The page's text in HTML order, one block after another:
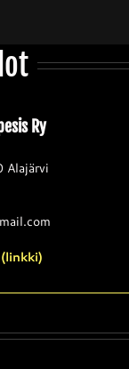
Ry
Alajärvi